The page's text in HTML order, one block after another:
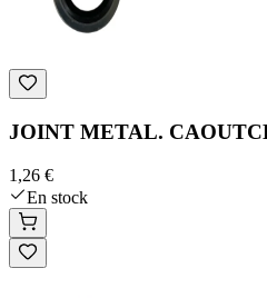
JOINT METAL.
1,26 €
En stock